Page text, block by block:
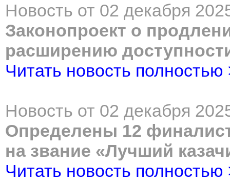
Новость от 02 декабря
Законопроект о
расширению
Читать новость полностью
Новость от 02 декабря
Определены 12
на звание «Лучший
Читать новость полностью